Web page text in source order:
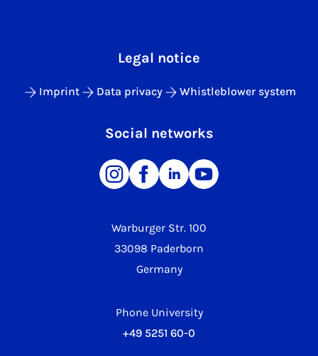
Warburger Str. 100
33098 Paderborn
Germany
Phone University
+49 5251 60-0
Legal notice
Imprint Data privacy Whistleblower system
Social networks